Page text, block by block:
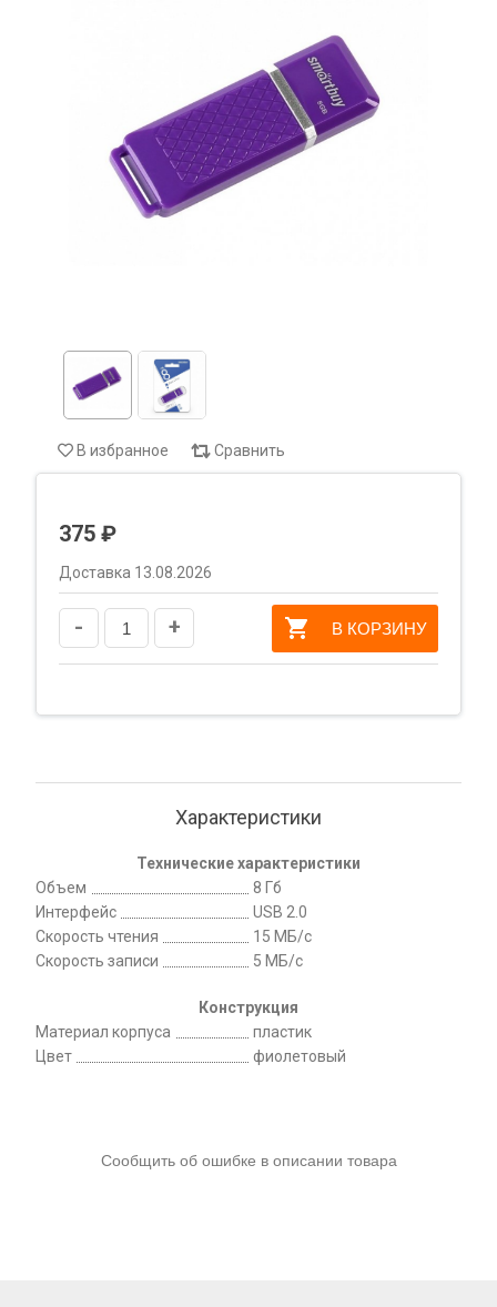
В избранное Сравнить
375 ₽
Доставка 13.08.2026
- + В КОРЗИНУ
Характеристики
Технические характеристики
Объем
8 Гб
Интерфейс
USB 2.0
Скорость чтения
15 МБ/с
Скорость записи
5 МБ/с
Конструкция
Материал корпуса
пластик
Цвет
фиолетовый
Сообщить об ошибке в описании товара